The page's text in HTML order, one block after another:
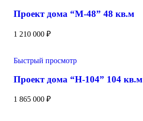
Проект дома “М-48” 48 кв.м
1 210 000 ₽
Быстрый просмотр
Проект дома “Н-104” 104 кв.м
1 865 000 ₽